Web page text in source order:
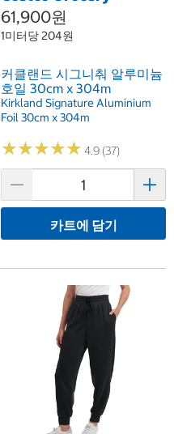
61,900원
1미터당 204원
커클랜드 시그니춰 알루미늄
호일 30cm x 304m
Kirkland Signature Aluminium
Foil 30cm x 304m
★★★★★
★★★★★ 4.9 (37)
카트에 담기